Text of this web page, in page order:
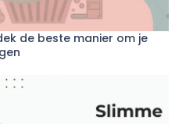
de beste manier om je